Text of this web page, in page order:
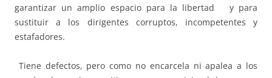
garantizar un amplio espacio para la libertad y para
sustituir a los dirigentes corruptos, incompetentes y
estafadores.
Tiene defectos, pero como no encarcela ni apalea a los